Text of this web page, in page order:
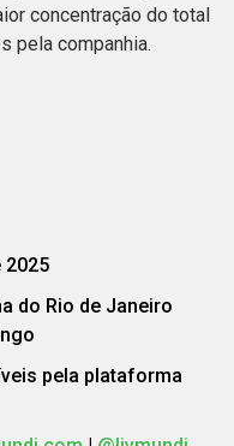
concentração do total
pela companhia.
2025
do Rio de Janeiro
pela plataforma